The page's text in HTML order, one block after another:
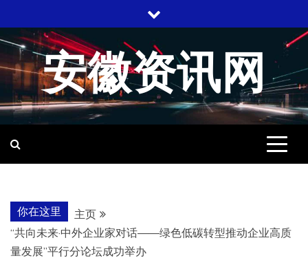
至
内
容
安徽资讯网
你在这里
主页
“共向未来·中外企业家对话——绿色低碳转型推动企业高质
量发展”平行分论坛成功举办